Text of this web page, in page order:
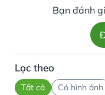
Bạn đánh
Lọc theo
Tất cả Có hình ảnh